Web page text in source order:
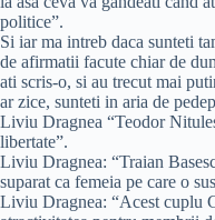
politice”.
Si iar ma intreb daca sunteti
de afirmatii facute chiar de
ati scris-o, si au trecut mai
ar zice, sunteti in aria de
Liviu Dragnea “Teodor
libertate”.
Liviu Dragnea: “Traian
suparat ca femeia pe care o
Liviu Dragnea: “Acest cuplu